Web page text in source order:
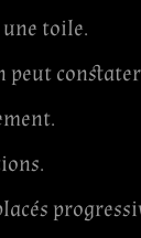
toile.
peut